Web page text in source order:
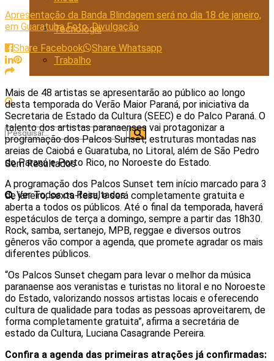
Tecnologia
Trabalho
Sem Resultados
Ver Todos os Resultados
Apresentação da Banda Blindagem será no dia 18 de janeiro,
em Guaratuba Foto: Divulgação
Share Facebook
Share Whatsapp
Mais de 48 artistas se apresentarão ao público ao longo
desta temporada do Verão Maior Paraná, por iniciativa da
Secretaria de Estado da Cultura (SEEC) e do Palco Paraná. O
talento dos artistas paranaenses vai protagonizar a
programação dos Palcos Sunset, estruturas montadas nas
areias de Caiobá e Guaratuba, no Litoral, além de São Pedro
do Paraná e Porto Rico, no Noroeste do Estado.
A programação dos Palcos Sunset tem início marcado para 3
de janeiro, sexta-feira, e será completamente gratuita e
aberta a todos os públicos. Até o final da temporada, haverá
espetáculos de terça a domingo, sempre a partir das 18h30.
Rock, samba, sertanejo, MPB, reggae e diversos outros
gêneros vão compor a agenda, que promete agradar os mais
diferentes públicos.
“Os Palcos Sunset chegam para levar o melhor da música
paranaense aos veranistas e turistas no litoral e no Noroeste
do Estado, valorizando nossos artistas locais e oferecendo
cultura de qualidade para todas as pessoas aproveitarem, de
forma completamente gratuita”, afirma a secretária de
estado da Cultura, Luciana Casagrande Pereira.
Confira a agenda das primeiras atrações já confirmadas: